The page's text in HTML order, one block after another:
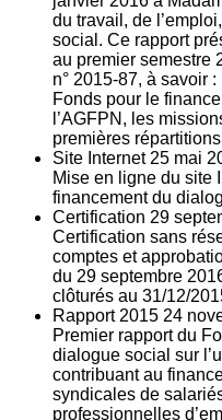
du travail, de
social. Ce rapport
au premier semestre
n° 2015-87, à savoir
Fonds pour le
l’AGFPN, les
premières
Site Internet 25 mai
Mise en ligne du site
financement du
Certification 29
Certification sans
comptes et
du 29 septembre
clôturés au 31/12/
Rapport 2015 24
Premier rapport du
dialogue social sur
contribuant au
syndicales de
professionnelles